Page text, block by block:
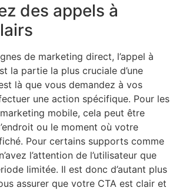
des appels à
de marketing direct, l’appel à
la partie la plus cruciale d’une
là que vous demandez à vos
une action spécifique. Pour les
mobile, cela peut être
ou le moment où votre
Pour certains supports comme
l’attention de l’utilisateur que
limitée. Il est donc d’autant plus
assurer que votre CTA est clair et